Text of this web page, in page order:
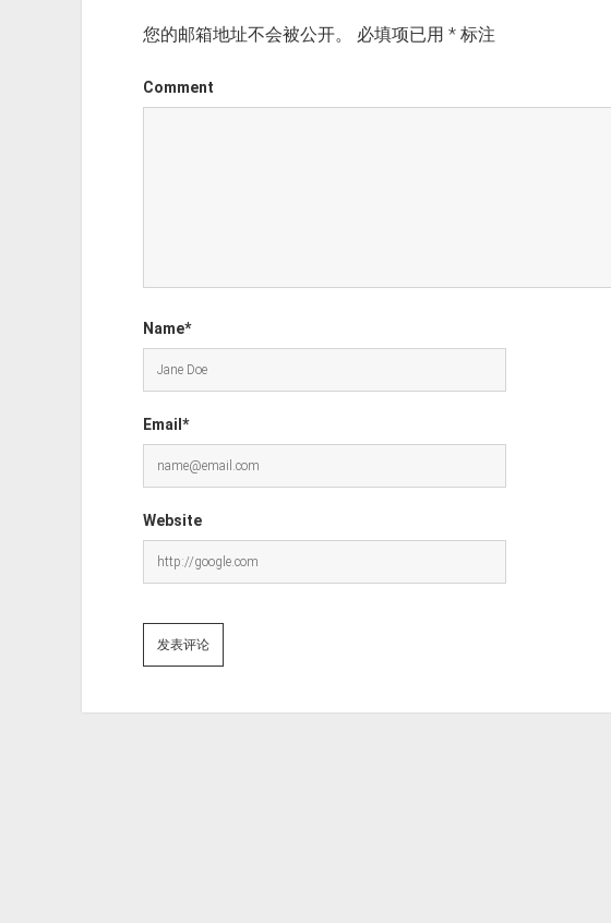
您的邮箱地址不会被公开。 必填项已用 *标注
Comment
Name*
Email*
Website